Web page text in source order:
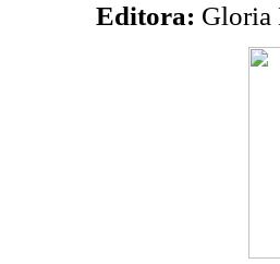
Editora: Gloria